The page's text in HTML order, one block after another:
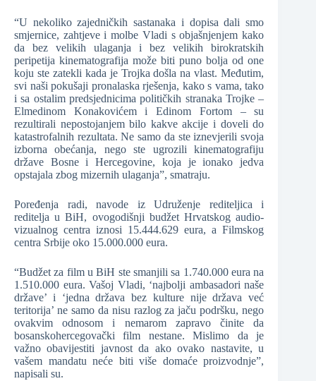
“U nekoliko zajedničkih sastanaka i dopisa dali smo
smjernice, zahtjeve i molbe Vladi s objašnjenjem kako
da bez velikih ulaganja i bez velikih birokratskih
peripetija kinematografija može biti puno bolja od one
koju ste zatekli kada je Trojka došla na vlast. Međutim,
svi naši pokušaji pronalaska rješenja, kako s vama, tako
i sa ostalim predsjednicima političkih stranaka Trojke –
Elmedinom Konakovićem i Edinom Fortom – su
rezultirali nepostojanjem bilo kakve akcije i doveli do
katastrofalnih rezultata. Ne samo da ste iznevjerili svoja
izborna obećanja, nego ste ugrozili kinematografiju
države Bosne i Hercegovine, koja je ionako jedva
opstajala zbog mizernih ulaganja”, smatraju.
Poređenja radi, navode iz Udruženje rediteljica i
reditelja u BiH, ovogodišnji budžet Hrvatskog audio-
vizualnog centra iznosi 15.444.629 eura, a Filmskog
centra Srbije oko 15.000.000 eura.
“Budžet za film u BiH ste smanjili sa 1.740.000 eura na
1.510.000 eura. Vašoj Vladi, ‘najbolji ambasadori naše
države’ i ‘jedna država bez kulture nije država već
teritorija’ ne samo da nisu razlog za jaču podršku, nego
ovakvim odnosom i nemarom zapravo činite da
bosanskohercegovački film nestane. Mislimo da je
važno obavijestiti javnost da ako ovako nastavite, u
vašem mandatu neće biti više domaće proizvodnje”,
napisali su.